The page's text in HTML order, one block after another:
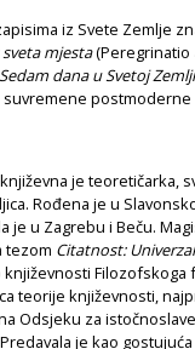
iz Svete Zemlje
mjesta(Peregrinatio
dana u Svetoj Zemlji
postmoderne
je teoretičarka,
Rođena je u
je u Zagrebu i Beču.
tezom Citatnost:
Filozofskoga
teorije književnosti,
Odsjeku za
je kao